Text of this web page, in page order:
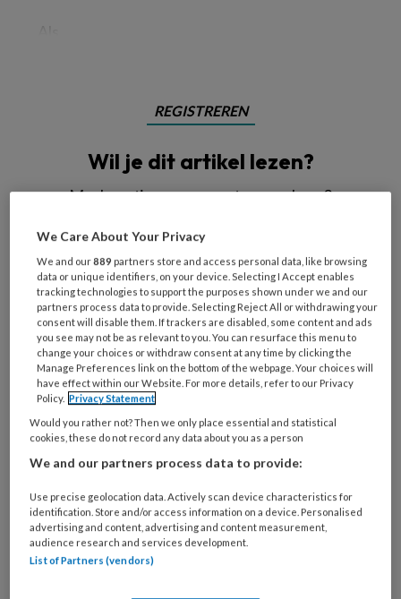
REGISTREREN
Wil je dit artikel lezen?
Maak gratis een account aan en lees 2
Al een account of abonnement?Log dan in
Wat
is
je
e-
mailadres?
* *
Kies
je
wachtwoord* *
Kies
functie *
Bij
welke
organisatie
We Care About Your Privacy
We and our889 partners store and access personal data, like browsing
data or unique identifiers, on your device. Selecting I Accept enables
tracking technologies to support the purposes shown under we and our
partners process data to provide. Selecting Reject All or withdrawing your
consent will disable them. If trackers are disabled, some content and ads
you see may not be as relevant to you. You can resurface this menu to
change your choices or withdraw consent at any time by clicking the
Manage Preferences link on the bottom of the webpage. Your choices will
have effect within our Website. For more details, refer to our Privacy
Policy. Privacy Statement
Would you rather not? Then we only place essential and statistical
cookies, these do not record any data about you as a person
We and our partners process data to provide:
Use precise geolocation data. Actively scan device characteristics for
identification. Store and/or access information on a device. Personalised
advertising and content, advertising and content measurement,
audience research and services development.
List of Partners (vendors)